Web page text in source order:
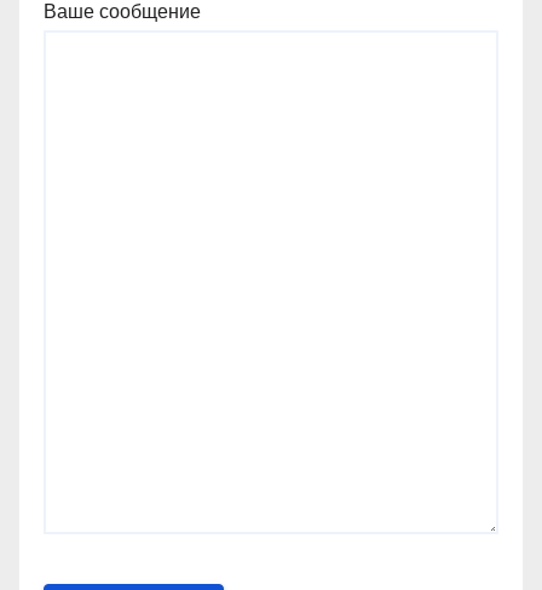
Ваше сообщение